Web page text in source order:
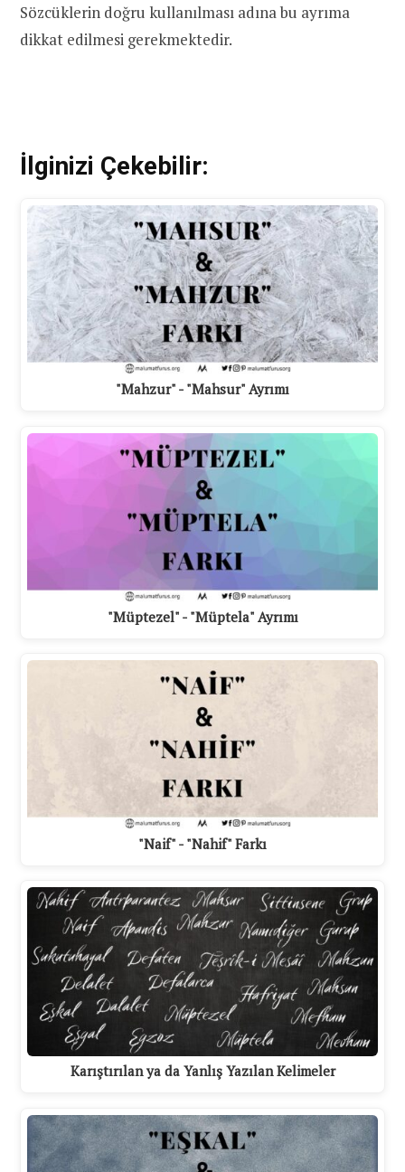
Sözcüklerin doğru kullanılması adına bu ayrıma
dikkat edilmesi gerekmektedir.
İlginizi Çekebilir:
"Mahzur" - "Mahsur" Ayrımı
"Müptezel" - "Müptela" Ayrımı
"Naif" - "Nahif" Farkı
Karıştırılan ya da Yanlış Yazılan Kelimeler